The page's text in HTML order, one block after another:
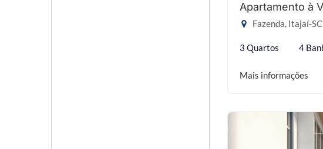
Apartamento à
Fazenda, Itajaí-SC
3 Quartos 4
Mais informações